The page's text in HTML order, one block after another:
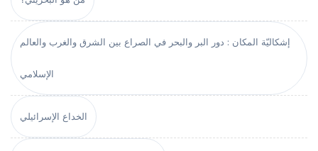
إشكاليّة المكان : دور البر والبحر في الصراع بين الشرق والغرب والعالم
الإسلامي
الخداع الإسرائيلي